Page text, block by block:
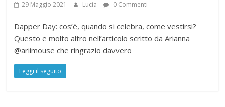
29 Maggio 2021 Lucia 0 Commenti
Dapper Day: cos’è, quando si celebra, come vestirsi?
Questo e molto altro nell’articolo scritto da Arianna
@ariimouse che ringrazio davvero
Leggi il seguito